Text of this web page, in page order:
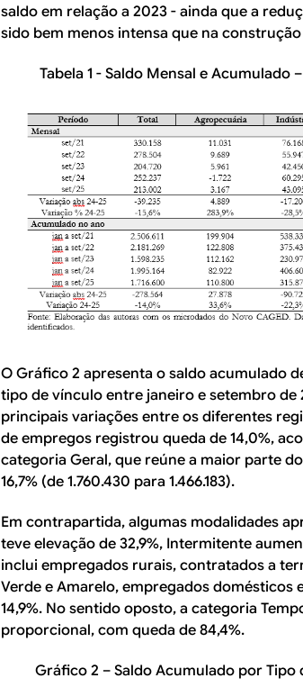
saldo em relação a 2023 - ainda que a
sido bem menos intensa que na construção
Tabela 1 - Saldo Mensal e Acumulado
O Gráfico 2 apresenta o saldo acumulado
tipo de vínculo entre janeiro e setembro de
principais variações entre os diferentes
de empregos registrou queda de 14,0%,
categoria Geral, que reúne a maior parte
16,7% (de 1.760.430 para 1.466.183).
Em contrapartida, algumas modalidades
teve elevação de 32,9%, Intermitente
inclui empregados rurais, contratados a
Verde e Amarelo, empregados domésticos
14,9%. No sentido oposto, a categoria
proporcional, com queda de 84,4%.
Gráfico 2 – Saldo Acumulado por Tipo